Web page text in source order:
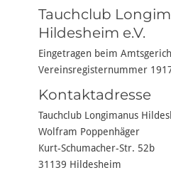
Tauchclub
Hildesheim e.V.
Eingetragen beim
Vereinsregisternummer
Kontaktadresse
Tauchclub Longimanus
Wolfram Poppenhäger
Kurt-Schumacher-Str. 52b
31139 Hildesheim